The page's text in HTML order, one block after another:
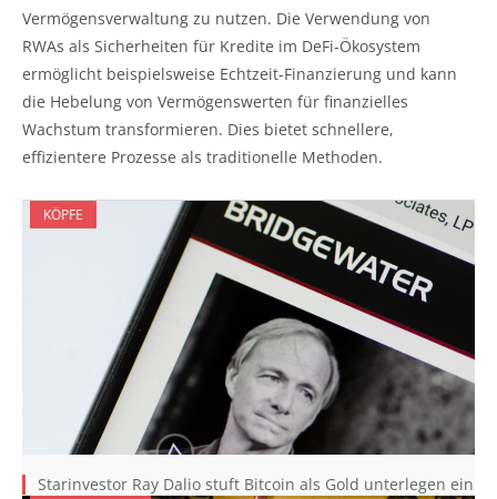
Vermögensverwaltung zu nutzen. Die Verwendung von
RWAs als Sicherheiten für Kredite im DeFi-Ökosystem
ermöglicht beispielsweise Echtzeit-Finanzierung und kann
die Hebelung von Vermögenswerten für finanzielles
Wachstum transformieren. Dies bietet schnellere,
effizientere Prozesse als traditionelle Methoden.
KÖPFE
Starinvestor Ray Dalio stuft Bitcoin als Gold unterlegen ein